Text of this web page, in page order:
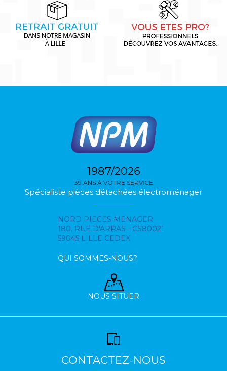
1987/2026
39 ANS À VOTRE SERVICE
Spécialiste pièces détachées électroménager
NORD PIECES MENAGER
180, RUE D'ARRAS - CS80021
59045 LILLE CEDEX
QUI SOMMES-NOUS?
NOUS SITUER
CONTACTEZ-NOUS